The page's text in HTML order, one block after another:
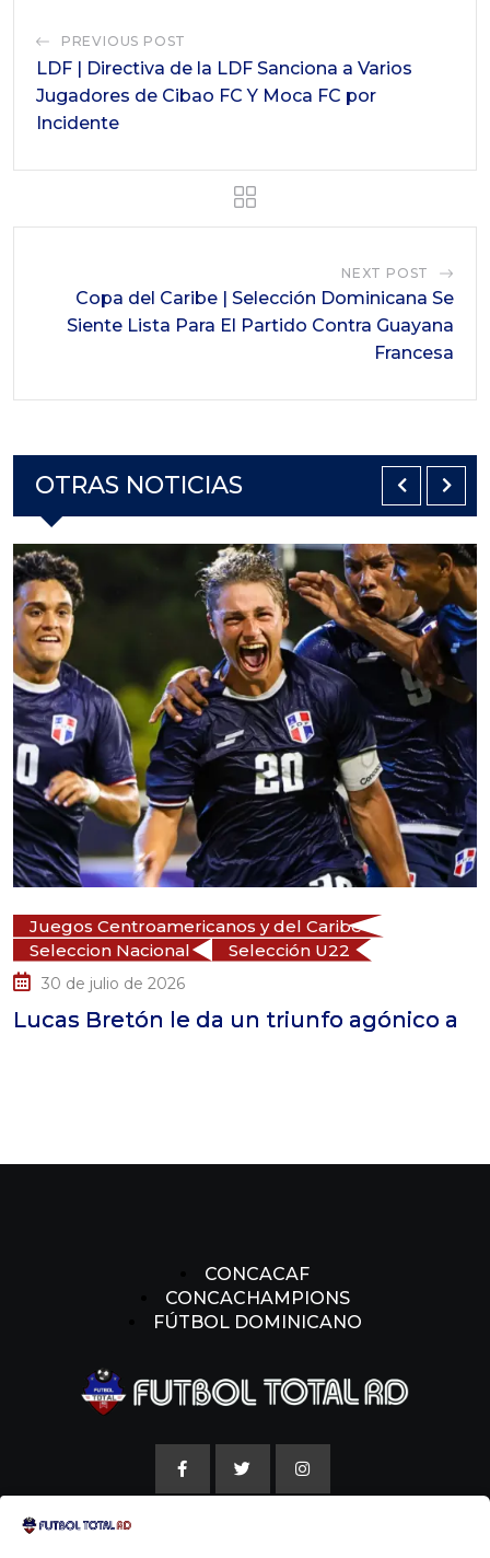
PREVIOUS POST
LDF | Directiva de la LDF Sanciona a Varios
Jugadores de Cibao FC Y Moca FC por
Incidente
NEXT POST
Copa del Caribe | Selección Dominicana Se
Siente Lista Para El Partido Contra Guayana
Francesa
OTRAS NOTICIAS
Centroamericanos y del Caribe
Nacional
Selección U22
de julio de 2026
Bretón le da un triunfo agónico a
La
CONCACAF
CONCACHAMPIONS
FÚTBOL DOMINICANO